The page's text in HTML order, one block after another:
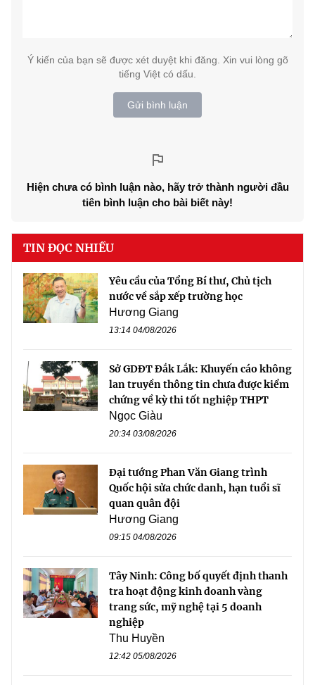
Ý kiến của bạn sẽ được xét duyệt khi đăng. Xin vui lòng gõ
tiếng Việt có dấu.
Gửi bình luận
Hiện chưa có bình luận nào, hãy trở thành người đầu
tiên bình luận cho bài biết này!
TIN ĐỌC NHIỀU
Yêu cầu của Tổng Bí thư, Chủ tịch
nước về sắp xếp trường học
Hương Giang
13:14 04/08/2026
Sở GDĐT Đắk Lắk: Khuyến cáo không
lan truyền thông tin chưa được kiểm
chứng về kỳ thi tốt nghiệp THPT
Ngọc Giàu
20:34 03/08/2026
Đại tướng Phan Văn Giang trình
Quốc hội sửa chức danh, hạn tuổi sĩ
quan quân đội
Hương Giang
09:15 04/08/2026
Tây Ninh: Công bố quyết định thanh
tra hoạt động kinh doanh vàng
trang sức, mỹ nghệ tại 5 doanh
nghiệp
Thu Huyền
12:42 05/08/2026